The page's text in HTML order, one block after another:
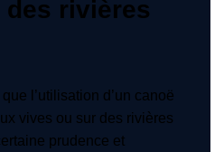
rivières
l’utilisation d’un canoë
vives ou sur des rivières
prudence et